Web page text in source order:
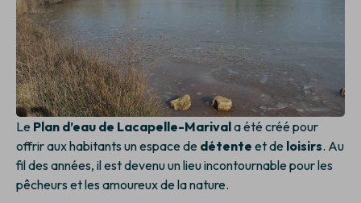
Le Plan d’eau de Lacapelle-Marivala été créé pour
offrir aux habitants un espace de détente et de loisirs. Au
fil des années, il est devenu un lieu incontournable pour les
pêcheurs et les amoureux de la nature.